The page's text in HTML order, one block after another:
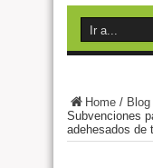
Home / Blog
Subvenciones
adehesados de